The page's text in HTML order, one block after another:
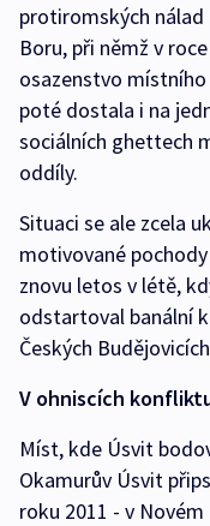
protiromských
Boru, při němž v
osazenstvo místního
poté dostala i na
sociálních ghettech
oddíly.
Situaci se ale zcela
motivované
znovu letos v létě,
odstartoval banální
Českých
V ohniscích
Míst, kde Úsvit
Okamurův Úsvit
roku 2011 - v